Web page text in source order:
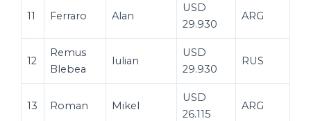
11 Ferraro Alan
USD
29.930
ARG
12
Remus
Blebea
Iulian
USD
29.930
RUS
13 Roman Mikel
USD
26.115
ARG